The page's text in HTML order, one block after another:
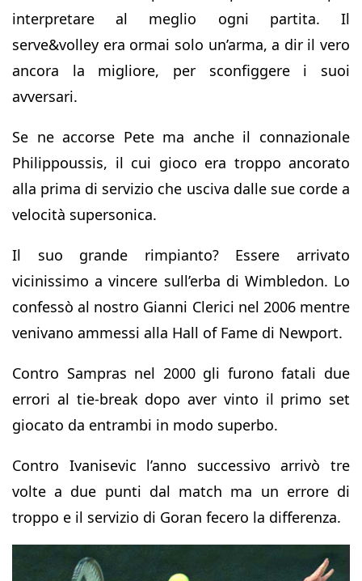
interpretare al meglio ogni partita. Il
serve&volley era ormai solo un’arma, a dir il vero
ancora la migliore, per sconfiggere i suoi
avversari.
Se ne accorse Pete ma anche il connazionale
Philippoussis, il cui gioco era troppo ancorato
alla prima di servizio che usciva dalle sue corde a
velocità supersonica.
Il suo grande rimpianto? Essere arrivato
vicinissimo a vincere sull’erba di Wimbledon. Lo
confessò al nostro Gianni Clerici nel 2006 mentre
venivano ammessi alla Hall of Fame di Newport.
Contro Sampras nel 2000 gli furono fatali due
errori al tie-break dopo aver vinto il primo set
giocato da entrambi in modo superbo.
Contro Ivanisevic l’anno successivo arrivò tre
volte a due punti dal match ma un errore di
troppo e il servizio di Goran fecero la differenza.